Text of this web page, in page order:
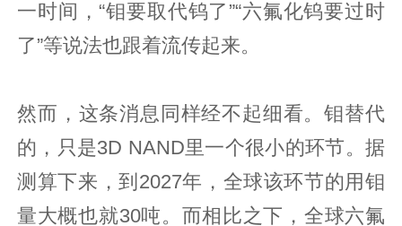
一时间，“钼要取代钨了”“六氟化钨要过时
了”等说法也跟着流传起来。
然而，这条消息同样经不起细看。钼替代
的，只是3D NAND里一个很小的环节。据
测算下来，到2027年，全球该环节的用钼
量大概也就30吨。而相比之下，全球六氟